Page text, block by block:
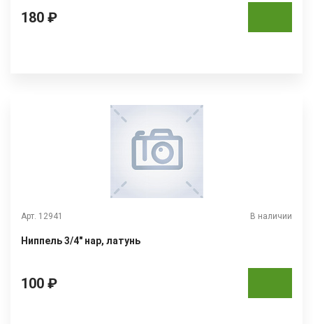
180 ₽
Арт. 12941 В наличии
Ниппель 3/4" нар, латунь
100 ₽